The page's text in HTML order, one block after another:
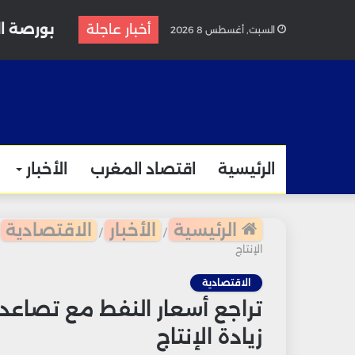
السبت, أغسطس 8 2026 أخبار عاجلة
بورصة
الرئيسية اقتصاد المغرب الأخبار
الرئيسية / الأخبار / الاقتصادية
الإنتاج
الاقتصادية
تراجع أسعار النفط مع
زيادة الإنتاج